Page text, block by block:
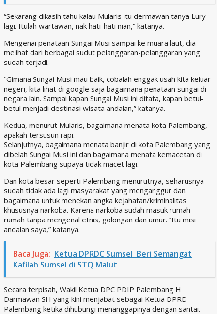
“Sekarang dikasih tahu kalau Mularis itu dermawan tanya Lury
lagi. Itulah wartawan, nak hati-hati nian,“ katanya.
Mengenai penataan Sungai Musi sampai ke muara laut, dia
melihat dari berbagai sudut pelanggaran-pelanggaran yang
sudah terjadi.
“Gimana Sungai Musi mau baik, cobalah enggak usah kita keluar
negeri, kita lihat di google saja bagaimana penataan sungai di
negara lain. Sampai kapan Sungai Musi ini ditata, kapan betul-
betul menjadi destinasi wisata andalan,” katanya.
Kedua, menurut Mularis, bagaimana menata kota Palembang,
apakah tersusun rapi.
Selanjutnya, bagaimana menata banjir di kota Palembang yang
dibelah Sungai Musi ini dan bagaimana menata kemacetan di
kota Palembang supaya tidak macet lagi.
Dan kota besar seperti Palembang menurutnya, seharusnya
sudah tidak ada lagi masyarakat yang menganggur dan
bagaimana untuk menekan angka kejahatan/kriminalitas
khususnya narkoba. Karena narkoba sudah masuk rumah-
rumah tanpa mengenal etnis, golongan dan umur. “Itu misi
andalan saya,” katanya.
Baca Juga: Ketua DPRDC Sumsel Beri Semangat
Kafilah Sumsel di STQ Malut
Secara terpisah, Wakil Ketua DPC PDIP Palembang H
Darmawan SH yang kini menjabat sebagai Ketua DPRD
Palembang ketika dihubungi menanggapinya dengan santai.